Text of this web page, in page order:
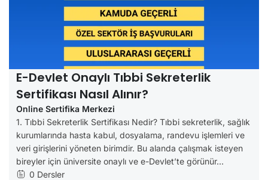
E-Devlet Onaylı Tıbbi Sekreterlik
Sertifikası Nasıl Alınır?
Online Sertifika Merkezi
1. Tıbbi Sekreterlik Sertifikası Nedir? Tıbbi sekreterlik, sağlık
kurumlarında hasta kabul, dosyalama, randevu işlemleri ve
veri girişlerini yöneten birimdir. Bu alanda çalışmak isteyen
bireyler için üniversite onaylı ve e-Devlet’te görünür...
0 Dersler